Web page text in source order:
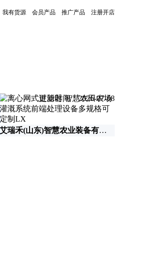
我有货源 会员产品 推广产品 注册开店
更新时间：2026-07-08
艾瑞禾(山东)智慧农业装备有限公司